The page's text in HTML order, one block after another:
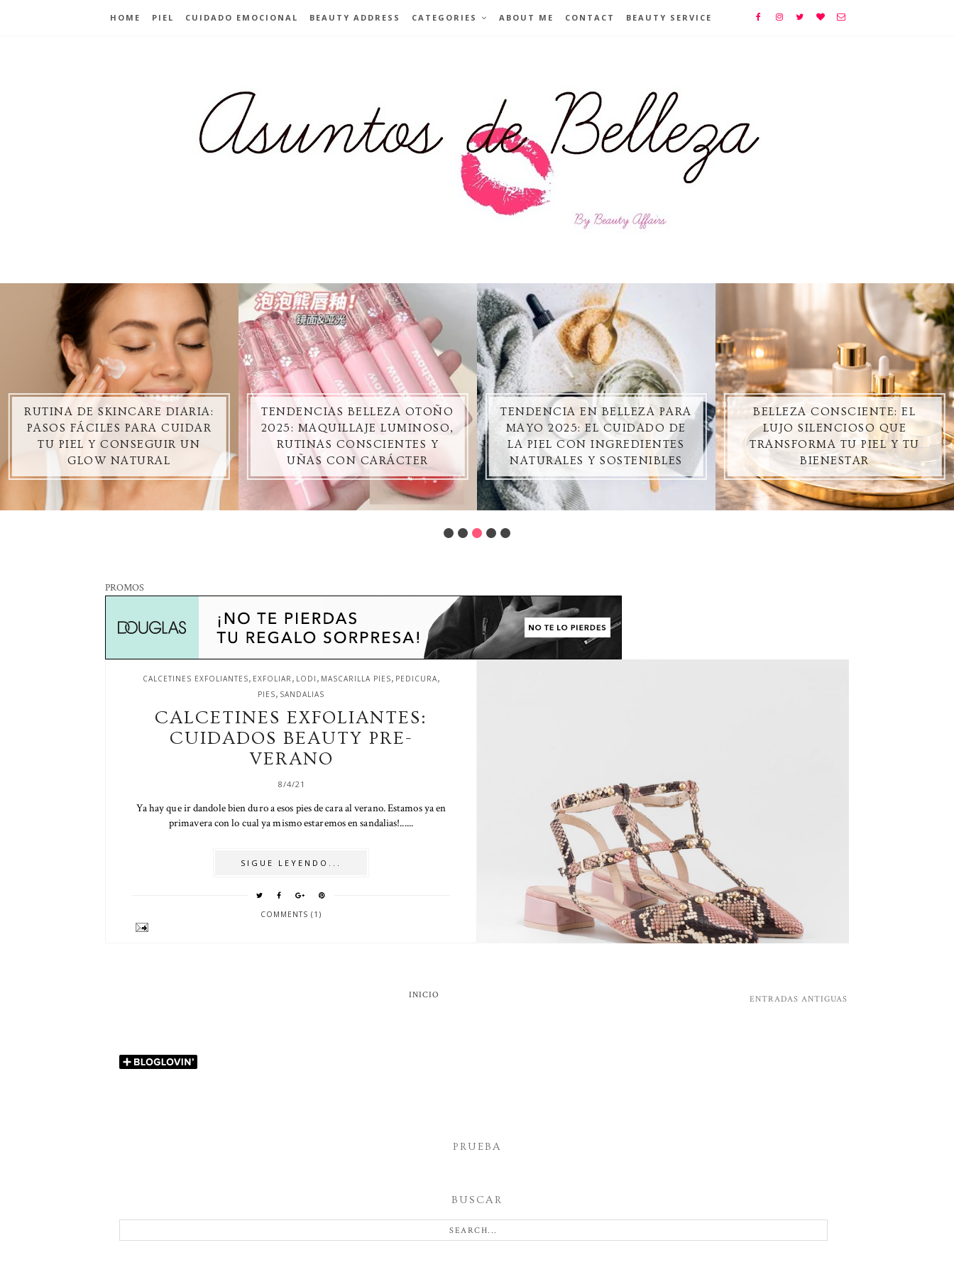
HOME PIEL CUIDADO EMOCIONAL BEAUTY ADDRESS CATEGORIES ABOUT ME CONTACT BEAUTY SERVICE
RUTINA DE SKINCARE DIARIA:
PASOS FÁCILES PARA CUIDAR
TU PIEL Y CONSEGUIR UN
GLOW NATURAL
TENDENCIAS BELLEZA OTOÑO
2025: MAQUILLAJE LUMINOSO,
RUTINAS CONSCIENTES Y
UÑAS CON CARÁCTER
TENDENCIA EN BELLEZA PARA
MAYO 2025: EL CUIDADO DE
LA PIEL CON INGREDIENTES
NATURALES Y SOSTENIBLES
BELLEZA CONSCIENTE: EL
LUJO SILENCIOSO QUE
TRANSFORMA TU PIEL Y TU
BIENESTAR
PROMOS
CALCETINES EXFOLIANTES, EXFOLIAR, LODI , MASCARILLA PIES, PEDICURA,
PIES, SANDALIAS
CALCETINES EXFOLIANTES:
CUIDADOS BEAUTY PRE-
VERANO
8/4/21
Ya hay que ir dandole bien duro a esos pies de cara al verano. Estamos ya en
primavera con lo cual ya mismo estaremos en sandalias!......
SIGUE LEYENDO...
COMMENTS (1)
ENTRADAS ANTIGUAS
INICIO
PRUEBA
BUSCAR